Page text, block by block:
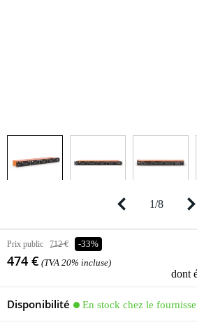
1/8
Prix public 712 € -33%
474 € (TVA 20% incluse)
dont
Disponibilité En stock chez le